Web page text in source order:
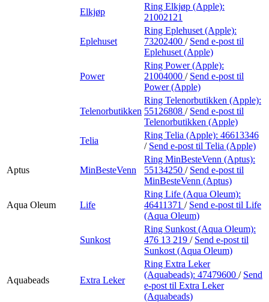
Elkjøp
Ring Elkjøp (Apple):
21002121
Eplehuset
Ring Eplehuset (Apple):
73202400 / Send e-post til
Eplehuset (Apple)
Power
Ring Power (Apple):
21004000 / Send e-post til
Power (Apple)
Telenorbutikken
Ring Telenorbutikken (Apple):
55126808 / Send e-post til
Telenorbutikken (Apple)
Telia
Ring Telia (Apple): 46613346
/ Send e-post til Telia (Apple)
Aptus MinBesteVenn
Ring MinBesteVenn (Aptus):
55134250 / Send e-post til
MinBesteVenn (Aptus)
Aqua Oleum Life
Ring Life (Aqua Oleum):
46411371 / Send e-post til Life
(Aqua Oleum)
Sunkost
Ring Sunkost (Aqua Oleum):
476 13 219 / Send e-post til
Sunkost (Aqua Oleum)
Aquabeads Extra Leker
Ring Extra Leker
(Aquabeads): 47479600 / Send
e-post til Extra Leker
(Aquabeads)